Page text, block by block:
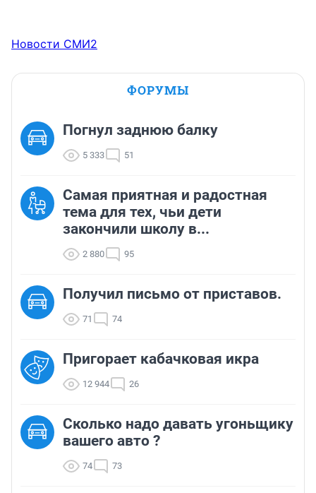
Новости СМИ2
ФОРУМЫ
Погнул заднюю балку
5 333 51
Самая приятная и радостная
тема для тех, чьи дети
закончили школу в...
2 880 95
Получил письмо от приставов.
71 74
Пригорает кабачковая икра
12 944 26
Сколько надо давать угоньщику
вашего авто ?
74 73